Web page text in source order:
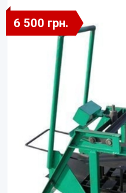
6 500 грн.